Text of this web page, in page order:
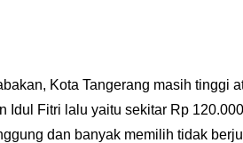
Kota Tangerang masih tinggi
Idul Fitri lalu yaitu sekitar Rp
dan banyak memilih tidak